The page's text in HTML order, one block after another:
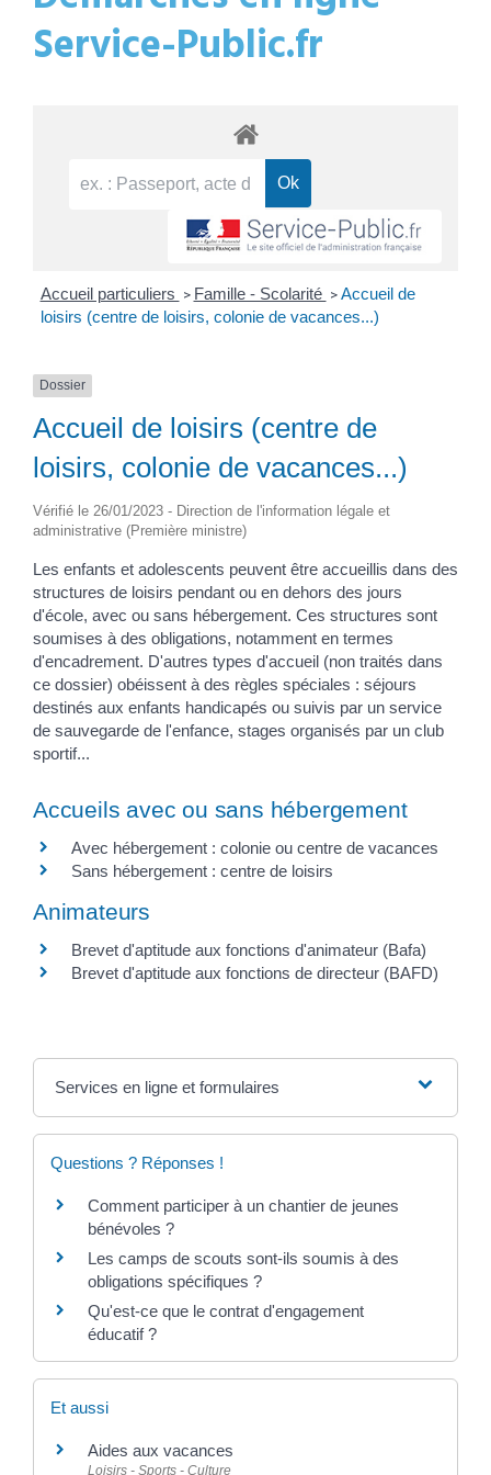
Service-Public.fr
Accueil particuliers > Famille - Scolarité > Accueil de
loisirs (centre de loisirs, colonie de vacances...)
Dossier
Accueil de loisirs (centre de
loisirs, colonie de vacances...)
Vérifié le 26/01/2023 - Direction de l'information légale et
administrative (Première ministre)
Les enfants et adolescents peuvent être accueillis dans des
structures de loisirs pendant ou en dehors des jours
d'école, avec ou sans hébergement. Ces structures sont
soumises à des obligations, notamment en termes
d'encadrement. D'autres types d'accueil (non traités dans
ce dossier) obéissent à des règles spéciales : séjours
destinés aux enfants handicapés ou suivis par un service
de sauvegarde de l'enfance, stages organisés par un club
sportif...
Accueils avec ou sans hébergement
Avec hébergement : colonie ou centre de vacances
Sans hébergement : centre de loisirs
Animateurs
Brevet d'aptitude aux fonctions d'animateur (Bafa)
Brevet d'aptitude aux fonctions de directeur (BAFD)
Services en ligne et formulaires
Questions ? Réponses !
Comment participer à un chantier de jeunes
bénévoles ?
Les camps de scouts sont-ils soumis à des
obligations spécifiques ?
Qu'est-ce que le contrat d'engagement
éducatif ?
Et aussi
Aides aux vacances
Loisirs - Sports - Culture